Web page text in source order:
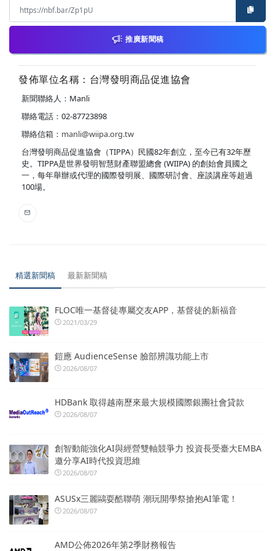
推廣新聞稿
發佈單位名稱：台灣發明商品促進協會
新聞聯絡人：Manli
聯絡電話：02-87723898
聯絡信箱： manli@wiipa.org.tw
台灣發明商品促進協會（TIPPA）民國82年創立，至今已有32年歷
史。TIPPA是世界發明智慧財產聯盟總會 (WIIPA) 的創始會員國之
一，每年舉辦或代理的國際發明展、國際研討會、座談講座等超過
100場。
精選新聞稿 最新新聞稿
FLOC唯一基督徒專屬交友APP，基督徒的新福音
2021/03/29
鎧應 AudienceSense 臉部辨識功能上市
2026/08/07
HDBank 取得越南歷來最大規模國際銀團社會貸款
2026/08/07
創智動能強化AI與經營雙軸競爭力 投資長受臺大EMBA
邀分享AI時代投資思維
2026/08/07
ASUSx三麗鷗耍酷聯萌 潮玩開學祭搶抱AI筆電！
2026/08/07
AMD公佈2026年第2季財務報告